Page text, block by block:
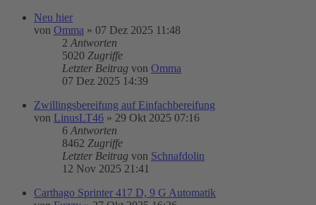
Neu hier
von Omma » 07 Dez 2025 11:48
2 Antworten
5020 Zugriffe
Letzter Beitrag von Omma
07 Dez 2025 14:39
Zwillingsbereifung auf Einfachbereifung
von LinusLT46 » 29 Okt 2025 07:16
6 Antworten
8462 Zugriffe
Letzter Beitrag von Schnafdolin
12 Nov 2025 21:41
Carthago Sprinter 417 D, 9 G Automatik